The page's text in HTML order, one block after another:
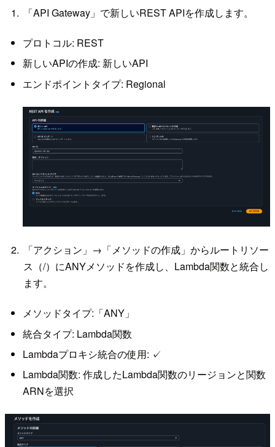
「API Gateway」で新しいREST APIを作成します。
プロトコル: REST
新しいAPIの作成: 新しいAPI
エンドポイントタイプ: Regional
「アクション」→「メソッドの作成」からルートリソー
ス（/）にANYメソッドを作成し、Lambda関数と統合し
ます。
メソッドタイプ:「ANY」
統合タイプ: Lambda関数
Lambdaプロキシ統合の使用: ✓
Lambda関数: 作成したLambda関数のリージョンと関数
ARNを選択